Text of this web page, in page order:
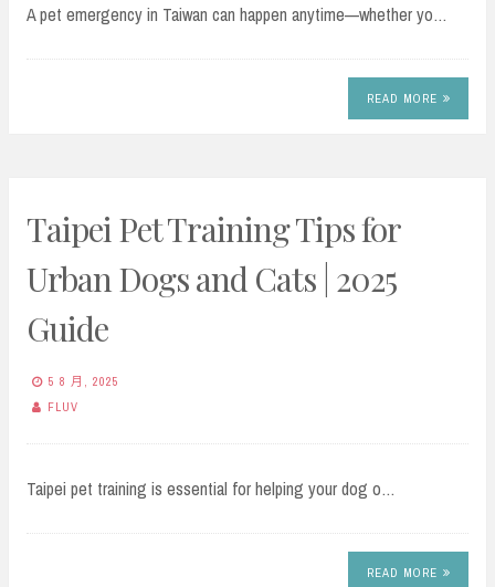
A pet emergency in Taiwan can happen anytime—whether yo…
READ MORE
Taipei Pet Training Tips for
Urban Dogs and Cats | 2025
Guide
5 8 月, 2025
FLUV
Taipei pet training is essential for helping your dog o…
READ MORE